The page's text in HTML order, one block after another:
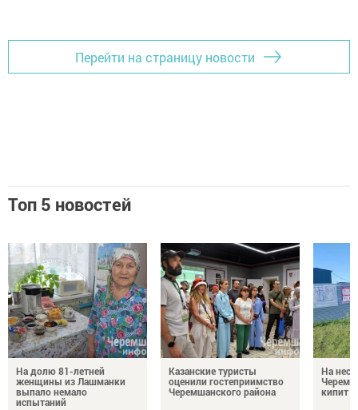
Перейти на страницу новости
Топ 5 новостей
На долю 81-летней
женщины из Лашманки
выпало немало
испытаний
Казанские туристы
оценили гостеприимство
Черемшанского района
На
кипит